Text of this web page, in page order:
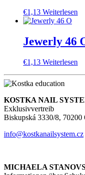
€1,13 Weiterlesen
Jewerly 46
€1,13 Weiterlesen
KOSTKA NAIL
Exklusivvertreib
Biskupská 3330/8, 70200
info@kostkanailsystem.cz
MICHAELA